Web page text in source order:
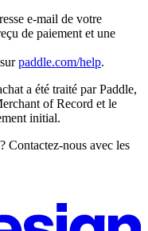
e-mail de votre
de paiement et une
paddle.com/help.
a été traité par Paddle,
of Record et le
initial.
Contactez-nous avec les